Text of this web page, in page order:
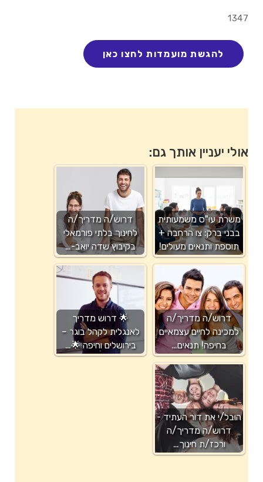
1347
אולי יעניין אותך גם:
משרת עו"ס משמעותית
בבני ברק: צו הרחבה +
תוספת ותנאים מעולים!
דרוש/ה מדריך/ה
לחינוך בלתי פורמאלי
בקיבוץ שדה יואב-…
דרוש/ה מדריך/ה
למכינה לחיים עצמאיים
בחיפה! תנאים…
🌟 דרוש מדריך
לאנגלית לקהל בוגר –
בירושלים וחיפה 🌟…
הובל/י את דור העתיד -
דרוש/ה מדריך/ה
ורכז/ת חינוך…